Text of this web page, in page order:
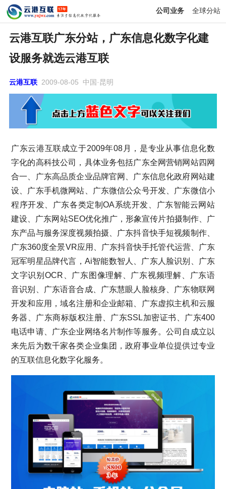
公司业务 全球分站
云港互联广东分站，广东信息化数字化建
设服务就选云港互联
云港互联2009-08-05 中国·昆明
广东云港互联成立于2009年08月，是专业从事信息化数
字化的高科技公司，具体业务包括广东全网营销网站四网
合一、广东高品质企业品牌官网、广东信息化政府网站建
设、广东手机微网站、广东微信公众号开发、广东微信小
程序开发、广东各类定制OA系统开发、广东智能云网站
建设、广东网站SEO优化推广，形象宣传片拍摄制作、广
东产品与服务深度视频拍摄、广东抖音快手短视频制作、
广东360度全景VR应用、广东抖音快手托管代运营、广东
冠军明星品牌代言，Ai智能数智人、广东人脸识别、广东
文字识别OCR、广东图像理解、广东视频理解、广东语
音识别、广东语音合成、广东慧眼人脸核身、广东物联网
开发和应用，域名注册和企业邮箱、广东虚拟主机和云服
务器、广东商标版权注册、广东SSL加密证书、广东400
电话申请、广东企业网络名片制作等服务。公司自成立以
来先后为数千家各类企业集团，政府事业单位提供过专业
的互联信息化数字化服务。